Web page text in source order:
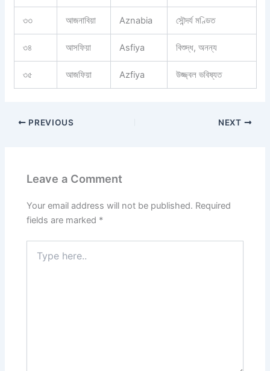
৩৩ আজনাবিয়া Aznabia সৌন্দর্য মণ্ডিত
৩৪ আসফিয়া Asfiya বিশুদ্ধ, অনন্য
৩৫ আজফিয়া Azfiya উজ্জ্বল ভবিষ্যত
PREVIOUS NEXT
Leave a Comment
Your email address will not be published. Required
fields are marked *
here..